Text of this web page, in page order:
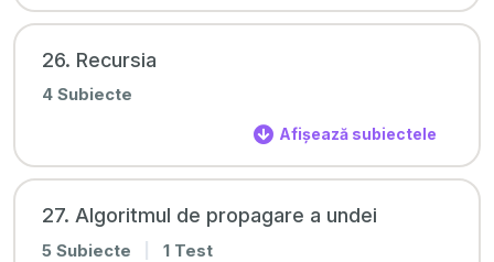
26. Recursia
4 Subiecte
Afișează subiectele
27. Algoritmul de propagare a undei
5 Subiecte 1 Test